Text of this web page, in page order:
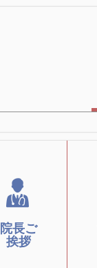
院長ご
挨拶
大越裕文
院長から
皆様へご
挨拶